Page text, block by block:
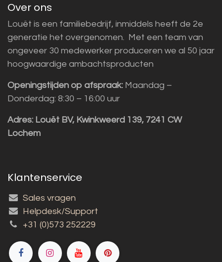
Over ons
Louët is een familiebedrijf, inmiddels heeft de 2e
generatie het overgenomen. Met een team van
ongeveer 30 medewerker produceren we al 50 jaar
hoogwaardige ambachtsproducten
Openingstijden op afspraak: Maandag –
Donderdag: 8:30 – 16:00 uur
Adres: Louët BV, Kwinkweerd 139, 7241 CW
Lochem
Klantenservice
Sales vragen
Helpdesk/Support
+31 (0)573 252229